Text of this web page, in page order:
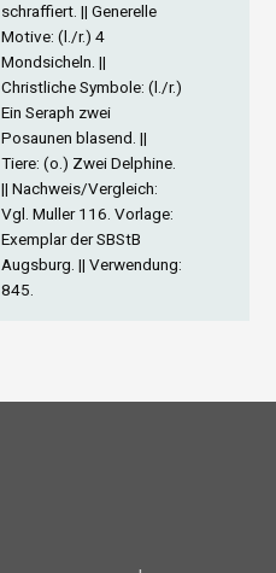
schraffiert. || Generelle
Motive: (l./r.) 4
Mondsicheln. ||
Christliche Symbole: (l./r.)
Ein Seraph zwei
Posaunen blasend. ||
Tiere: (o.) Zwei Delphine.
|| Nachweis/Vergleich:
Vgl. Muller 116. Vorlage:
Exemplar der SBStB
Augsburg. || Verwendung:
845.